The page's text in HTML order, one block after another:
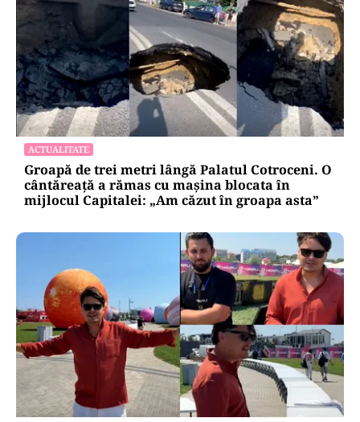
ACTUALITATE
Groapă de trei metri lângă Palatul Cotroceni. O
cântăreață a rămas cu mașina blocata în
mijlocul Capitalei: „Am căzut în groapa asta”